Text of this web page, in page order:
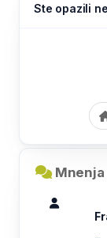
Ste opazili
Mnenja